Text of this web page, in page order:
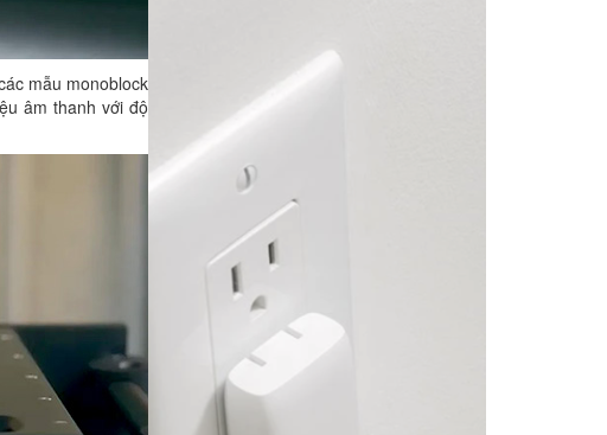
mẫu monoblock
âm thanh với độ